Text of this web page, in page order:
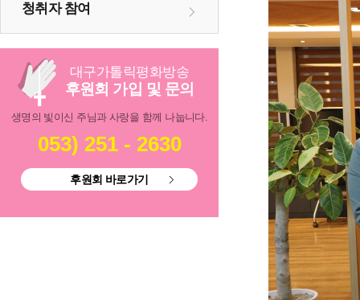
청취자 참여
대구가톨릭평화방송
후원회 가입 및 문의
생명의 빛이신 주님과 사랑을 함께 나눕니다.
053) 251 - 2630
후원회 바로가기